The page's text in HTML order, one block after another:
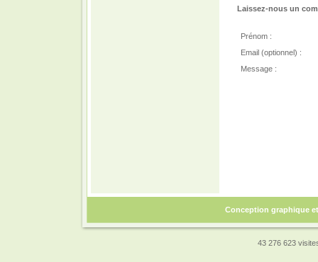
Laissez-nous un
Prénom :
Email (optionnel) :
Message :
Conception graphique
43 276 623